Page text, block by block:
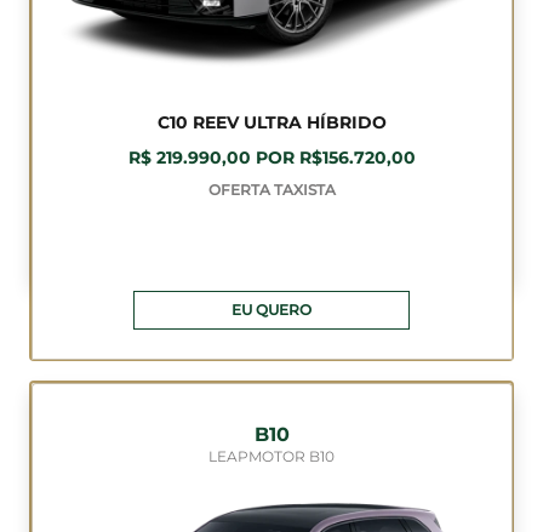
C10 REEV ULTRA HÍBRIDO
R$ 219.990,00 POR R$156.720,00
OFERTA TAXISTA
EU QUERO
B10
LEAPMOTOR B10